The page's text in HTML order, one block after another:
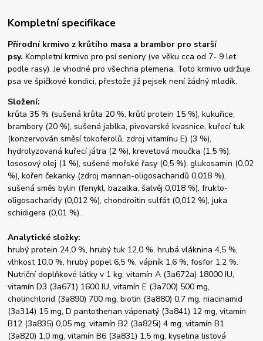
Kompletní specifikace
Přírodní krmivo z krůtího masa a brambor pro starší
psy. Kompletní krmivo pro psí seniory (ve věku cca od 7- 9 let
podle rasy). Je vhodné pro všechna plemena. Toto krmivo udržuje
psa ve špičkové kondici, přestože již pejsek není žádný mladík.
Složení:
krůta 35 % (sušená krůta 20 %, krůtí protein 15 %), kukuřice,
brambory (20 %), sušená jablka, pivovarské kvasnice, kuřecí tuk
(konzervován směsí tokoferolů, zdroj vitamínu E) (3 %),
hydrolyzovaná kuřecí játra (2 %), krevetová moučka (1,5 %),
lososový olej (1 %), sušené mořské řasy (0,5 %), glukosamin (0,02
%), kořen čekanky (zdroj mannan-oligosacharidů 0,018 %),
sušená směs bylin (fenykl, bazalka, šalvěj 0,018 %), frukto-
oligosacharidy (0,012 %), chondroitin sulfát (0,012 %), juka
schidigera (0,01 %).
Analytické složky:
hrubý protein 24,0 %, hrubý tuk 12,0 %, hrubá vláknina 4,5 %,
vlhkost 10,0 %, hrubý popel 6,5 %, vápník 1,6 %, fosfor 1,2 %.
Nutriční doplňkové látky v 1 kg: vitamín A (3a672a) 18000 IU,
vitamín D3 (3a671) 1600 IU, vitamín E (3a700) 500 mg,
cholinchlorid (3a890) 700 mg, biotin (3a880) 0,7 mg, niacinamid
(3a314) 15 mg, D pantothenan vápenatý (3a841) 12 mg, vitamín
B12 (3a835) 0,05 mg, vitamín B2 (3a825i) 4 mg, vitamín B1
(3a820) 1,0 mg, vitamín B6 (3a831) 1,5 mg, kyselina listová